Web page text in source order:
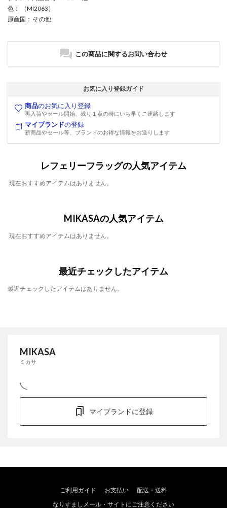
色 ： （MI2063）
原産国 ： その他
この商品に関するお問い合わせ
お気に入り登録ガイド
商品のお気に入り登録
再入荷やセール開始、残り１点の時にいち早くご連絡します
マイブランドの登録
新商品やセール等、ブランドのお得な情報をお送りします
レフェリーフラッグの人気アイテム
現在おすすめアイテムはありません。
MIKASAの人気アイテム
現在おすすめアイテムはありません。
最近チェックしたアイテム
最近チェックしたアイテムはありません。
MIKASA
ミカサ
マイブランドに登録
ご利用ガイド お支払い
配送・送料
なりすましメール・サイトにご注意ください